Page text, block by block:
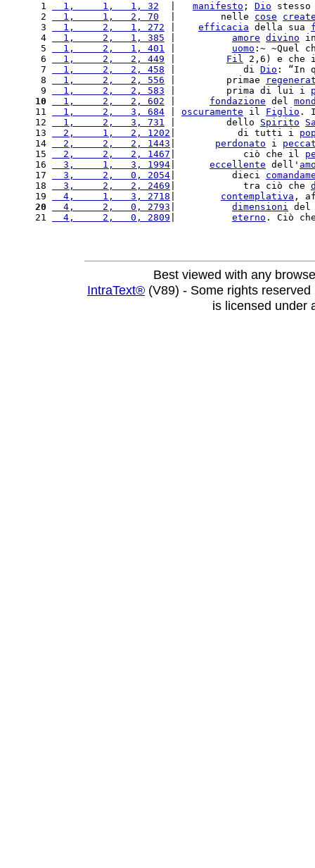
1
  1,     1,   1, 32
manifesto ; Dio
2
  1,     1,   2, 70
  |        nelle
cose
3
  1,     2,   1, 272
efficacia della sua
4
  1,     2,   1, 385
amore divino
5
  1,     2,   1, 401
uomo :~ ~Quel
6
  1,     2,   2, 449
Fil 2,6) e
7
  1,     2,   2, 458
|            di Dio : “In
8
  1,     2,   2, 556
|         primae
9
  1,     2,   2, 583
|         prima di lui i
10
  1,     2,   2, 602
fondazione del
11
  1,     2,   3, 684
oscuramente il Figlio .
12
  1,     2,   3, 731
|         dello Spirito
13
  2,     1,   2, 1202
|           di tutti i
14
  2,     2,   2, 1443
perdonato i
15
  2,     2,   2, 1467
|            ciò che il
16
  3,     1,   3, 1994
eccellente dell'
17
  3,     2,   0, 2054
|          dieci
18
  3,     2,   2, 2469
|            tra ciò che
19
  4,     1,   3, 2718
contemplativa ,
20
  4,     2,   0, 2793
dimensioni del
21
  4,     2,   0, 2809
eterno . Ciò
Best viewed with any
IntraText® (V89) - Some rights
is licensed under